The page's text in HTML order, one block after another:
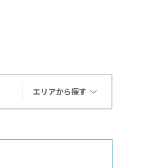
エリアから探す